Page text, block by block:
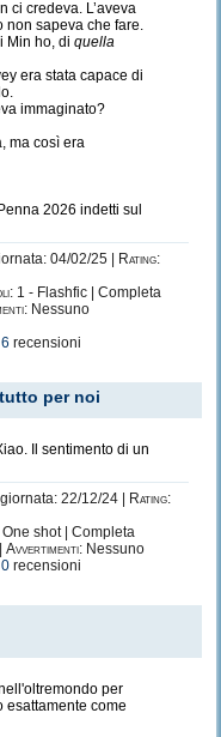
ci credeva. L’aveva
non sapeva che fare.
Min ho, di quella
era stata capace di
immaginato?
ma così era
2026 indetti sul
04/02/25 |
Rating:
1 - Flashfic | Completa
Nessuno
6 recensioni
per noi
Il sentimento di un
22/12/24 |
Rating:
One shot | Completa
Avvertimenti: Nessuno
0 recensioni
per
esattamente come